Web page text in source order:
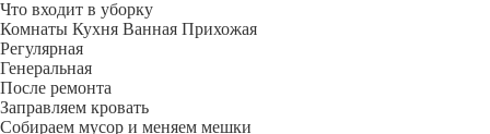
Что входит в уборку
Регу­лярная
Гене­ральная
После ремонта
Заправляем кровать
Собираем мусор и меняем мешки